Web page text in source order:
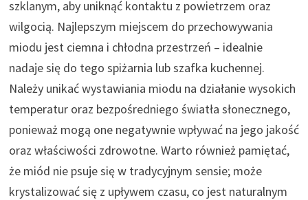
szklanym, aby uniknąć kontaktu z powietrzem oraz
wilgocią. Najlepszym miejscem do przechowywania
miodu jest ciemna i chłodna przestrzeń – idealnie
nadaje się do tego spiżarnia lub szafka kuchennej.
Należy unikać wystawiania miodu na działanie wysokich
temperatur oraz bezpośredniego światła słonecznego,
ponieważ mogą one negatywnie wpływać na jego jakość
oraz właściwości zdrowotne. Warto również pamiętać,
że miód nie psuje się w tradycyjnym sensie; może
krystalizować się z upływem czasu, co jest naturalnym